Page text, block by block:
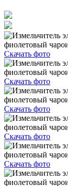
Скачать фото
Скачать фото
Скачать фото
Скачать фото
Скачать фото